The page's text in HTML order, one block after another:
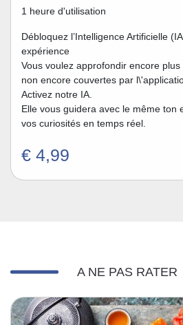
1 heure d'utilisation
Débloquez l’Intelligence Artificielle
expérience
Vous voulez approfondir encore
non encore couvertes par
Activez notre IA.
Elle vous guidera avec le même ton
vos curiosités en temps réel.
€ 4,99
A NE PAS RATER